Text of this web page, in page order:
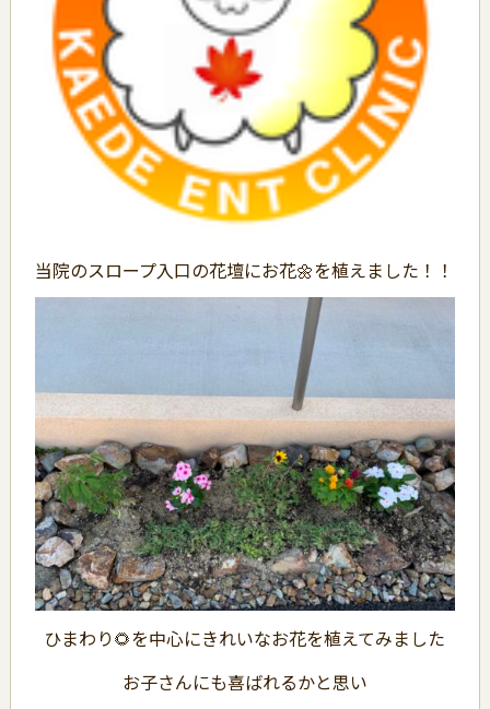
当院のスロープ入口の花壇にお花🌼を植えました！！
ひまわり🌻を中心にきれいなお花を植えてみました
お子さんにも喜ばれるかと思い